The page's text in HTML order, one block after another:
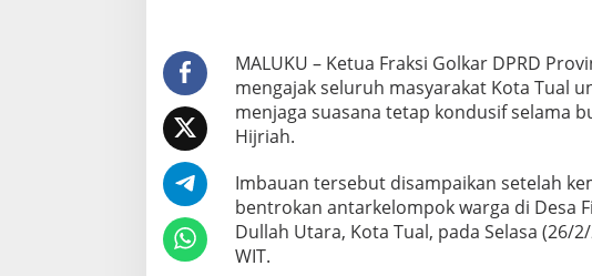
i
F
a
a
n
MALUKU – Ketua Fraksi Golkar DPRD
mengajak seluruh masyarakat Kota Tual
menjaga suasana tetap kondusif selama
Hijriah.
Imbauan tersebut disampaikan setelah
bentrokan antarkelompok warga di Desa
Dullah Utara, Kota Tual, pada Selasa (26/
WIT.